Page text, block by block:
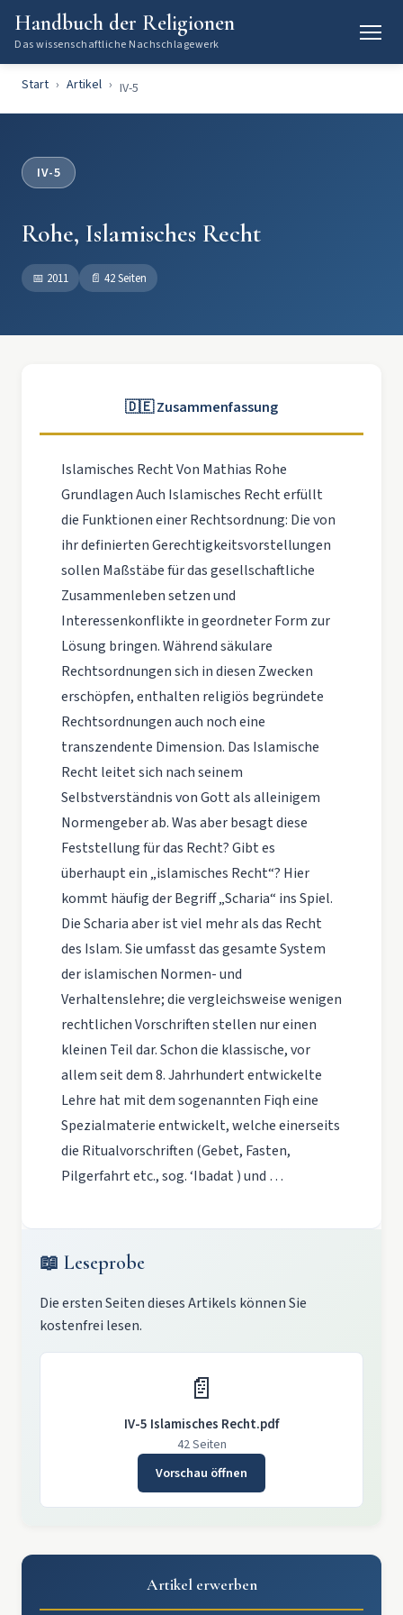
Handbuch der Religionen
Das wissenschaftliche Nachschlagewerk
Start Artikel IV-5
IV-5
Rohe, Islamisches Recht
📅 2011 📄 42 Seiten
🇩🇪 Zusammenfassung
Islamisches Recht Von Mathias Rohe
Grundlagen Auch Islamisches Recht erfüllt
die Funktionen einer Rechtsordnung: Die von
ihr definierten Gerechtigkeitsvorstellungen
sollen Maßstäbe für das gesellschaftliche
Zusammenleben setzen und
Interessenkonflikte in geordneter Form zur
Lösung bringen. Während säkulare
Rechtsordnungen sich in diesen Zwecken
erschöpfen, enthalten religiös begründete
Rechtsordnungen auch noch eine
transzendente Dimension. Das Islamische
Recht leitet sich nach seinem
Selbstverständnis von Gott als alleinigem
Normengeber ab. Was aber besagt diese
Feststellung für das Recht? Gibt es
überhaupt ein „islamisches Recht“? Hier
kommt häufig der Begriff „Scharia“ ins Spiel.
Die Scharia aber ist viel mehr als das Recht
des Islam. Sie umfasst das gesamte System
der islamischen Normen- und
Verhaltenslehre; die vergleichsweise wenigen
rechtlichen Vorschriften stellen nur einen
kleinen Teil dar. Schon die klassische, vor
allem seit dem 8. Jahrhundert entwickelte
Lehre hat mit dem sogenannten Fiqh eine
Spezialmaterie entwickelt, welche einerseits
die Ritualvorschriften (Gebet, Fasten,
Pilgerfahrt etc., sog. ‘Ibadat ) und …
📖 Leseprobe
Die ersten Seiten dieses Artikels können Sie
kostenfrei lesen.
📄
IV-5 Islamisches Recht.pdf
42 Seiten
Vorschau öffnen
Artikel erwerben